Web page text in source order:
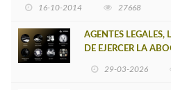
16-10-2014 27668
AGENTES
DE EJERCER LA
29-03-2026